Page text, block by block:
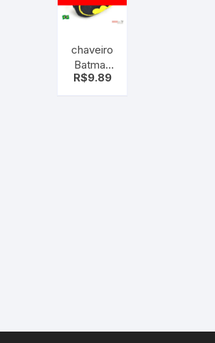
chaveiro
Batman
pelúcia
R$9.89